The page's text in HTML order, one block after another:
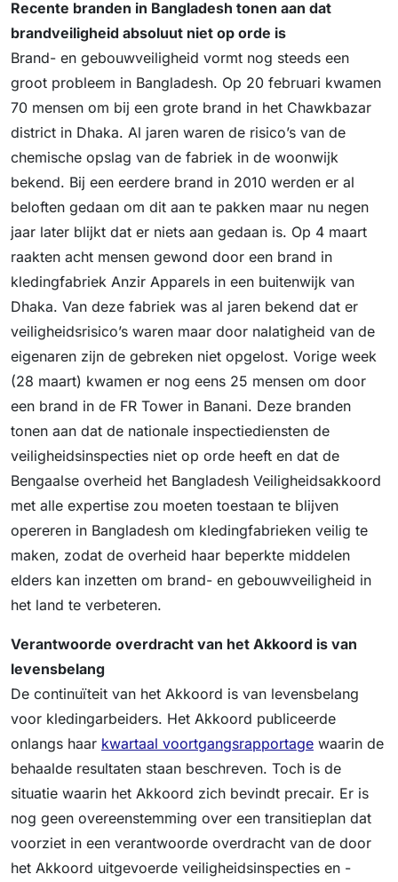
Recente branden in Bangladesh tonen aan dat
brandveiligheid absoluut niet op orde is
Brand- en gebouwveiligheid vormt nog steeds een
groot probleem in Bangladesh. Op 20 februari kwamen
70 mensen om bij een grote brand in het Chawkbazar
district in Dhaka. Al jaren waren de risico’s van de
chemische opslag van de fabriek in de woonwijk
bekend. Bij een eerdere brand in 2010 werden er al
beloften gedaan om dit aan te pakken maar nu negen
jaar later blijkt dat er niets aan gedaan is. Op 4 maart
raakten acht mensen gewond door een brand in
kledingfabriek Anzir Apparels in een buitenwijk van
Dhaka. Van deze fabriek was al jaren bekend dat er
veiligheidsrisico’s waren maar door nalatigheid van de
eigenaren zijn de gebreken niet opgelost. Vorige week
(28 maart) kwamen er nog eens 25 mensen om door
een brand in de FR Tower in Banani. Deze branden
tonen aan dat de nationale inspectiediensten de
veiligheidsinspecties niet op orde heeft en dat de
Bengaalse overheid het Bangladesh Veiligheidsakkoord
met alle expertise zou moeten toestaan te blijven
opereren in Bangladesh om kledingfabrieken veilig te
maken, zodat de overheid haar beperkte middelen
elders kan inzetten om brand- en gebouwveiligheid in
het land te verbeteren.
Verantwoorde overdracht van het Akkoord is van
levensbelang
De continuïteit van het Akkoord is van levensbelang
voor kledingarbeiders. Het Akkoord publiceerde
onlangs haar kwartaal voortgangsrapportage waarin de
behaalde resultaten staan beschreven. Toch is de
situatie waarin het Akkoord zich bevindt precair. Er is
nog geen overeenstemming over een transitieplan dat
voorziet in een verantwoorde overdracht van de door
het Akkoord uitgevoerde veiligheidsinspecties en -